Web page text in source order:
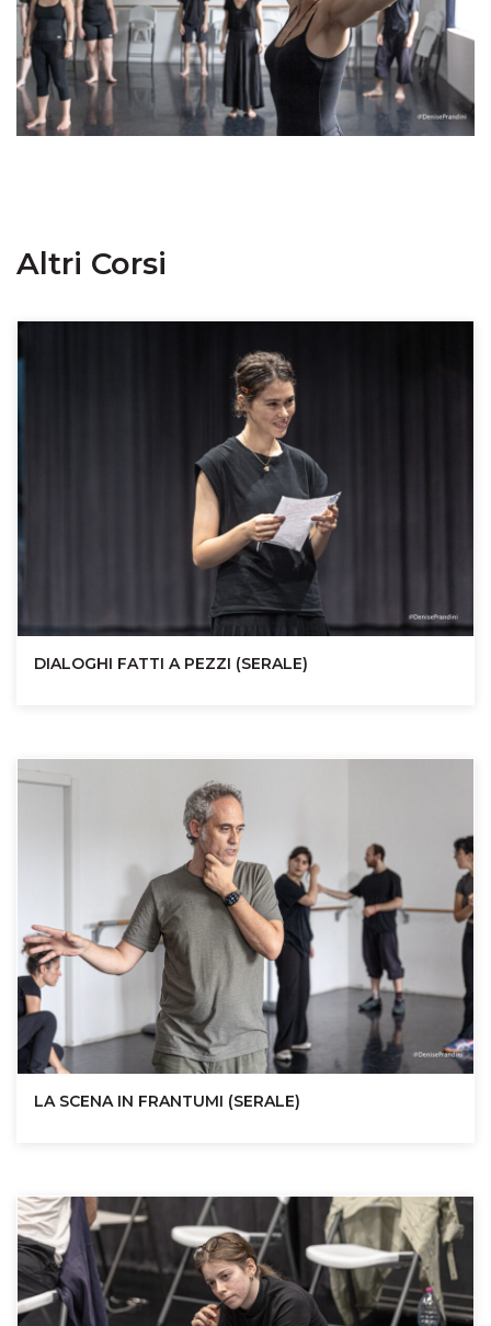
Altri Corsi
DIALOGHI FATTI A PEZZI (SERALE)
LA SCENA IN FRANTUMI (SERALE)